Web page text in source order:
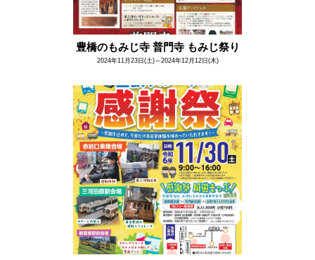
豊橋のもみじ寺 普門寺 もみじ祭り
2024年11月23日(土)～2024年12月12日(木)